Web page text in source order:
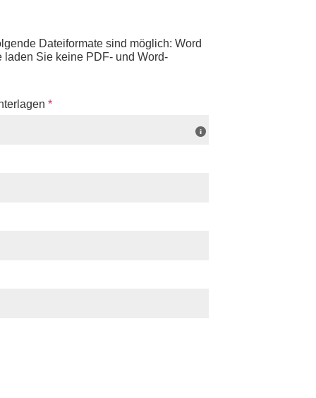
Dateiformate sind möglich: Word
laden Sie keine PDF- und Word-
*